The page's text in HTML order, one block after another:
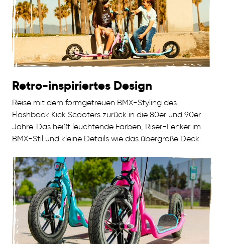
Retro-inspiriertes Design
Reise mit dem formgetreuen BMX-Styling des
Flashback Kick Scooters zurück in die 80er und 90er
Jahre. Das heißt leuchtende Farben, Riser-Lenker im
BMX-Stil und kleine Details wie das übergroße Deck.